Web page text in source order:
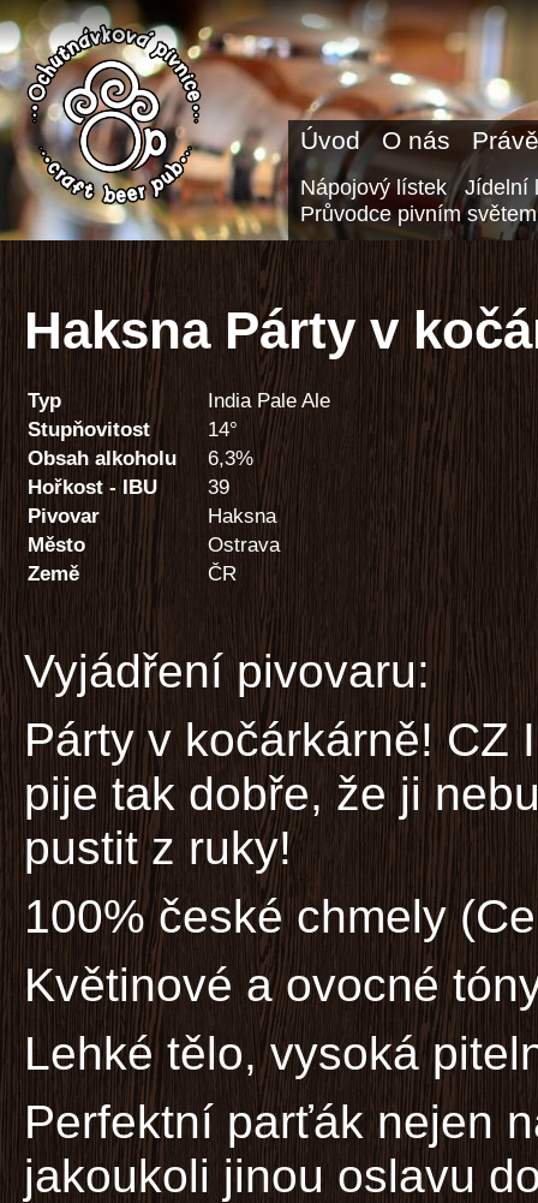
Úvod O nás
Nápojový lístek
Jídelní
Průvodce pivním světem
Haksna Párty v
Typ
India Pale Ale
Stupňovitost
14°
Obsah alkoholu
6,3%
Hořkost - IBU
39
Pivovar
Haksna
Město
Ostrava
Země
ČR
Vyjádření pivovaru:
Párty v kočárkárně! CZ
pije tak dobře, že ji
pustit z ruky!
100% české chmely
Květinové a ovocné
Lehké tělo, vysoká
Perfektní parťák nejen
jakoukoli jinou oslavu